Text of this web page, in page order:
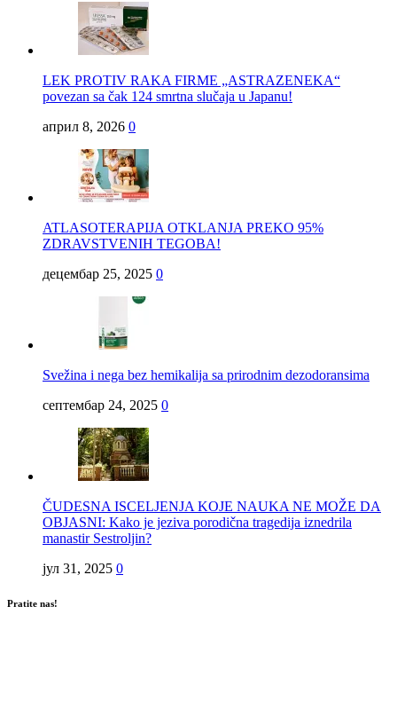
LEK PROTIV RAKA FIRME „ASTRAZENEKA“
povezan sa čak 124 smrtna slučaja u Japanu!
април 8, 2026 0
ATLASOTERAPIJA OTKLANJA PREKO 95%
ZDRAVSTVENIH TEGOBA!
децембар 25, 2025 0
Svežina i nega bez hemikalija sa prirodnim dezodoransima
септембар 24, 2025 0
ČUDESNA ISCELJENJA KOJE NAUKA NE MOŽE DA
OBJASNI: Kako je jeziva porodična tragedija iznedrila
manastir Sestroljin?
јул 31, 2025 0
Pratite nas!